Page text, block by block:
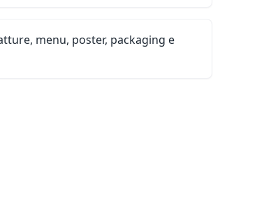
menu, poster, packaging e